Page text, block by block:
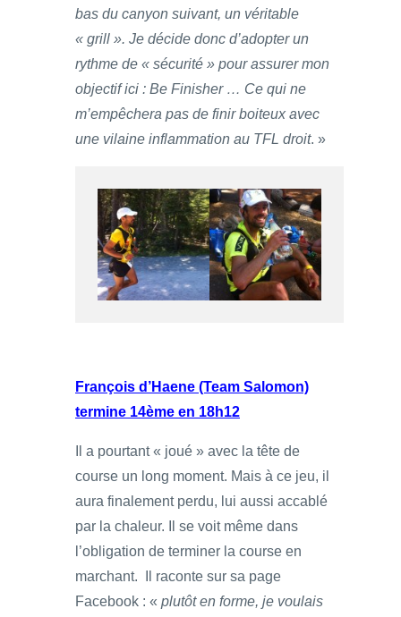
bas du canyon suivant, un véritable
« grill ». Je décide donc d’adopter un
rythme de « sécurité » pour assurer mon
objectif ici : Be Finisher … Ce qui ne
m’empêchera pas de finir boiteux avec
une vilaine inflammation au TFL droit. »
François d’Haene (Team Salomon)
termine 14ème en 18h12
Il a pourtant « joué » avec la tête de
course un long moment. Mais à ce jeu, il
aura finalement perdu, lui aussi accablé
par la chaleur. Il se voit même dans
l’obligation de terminer la course en
marchant. Il raconte sur sa page
Facebook : « plutôt en forme, je voulais